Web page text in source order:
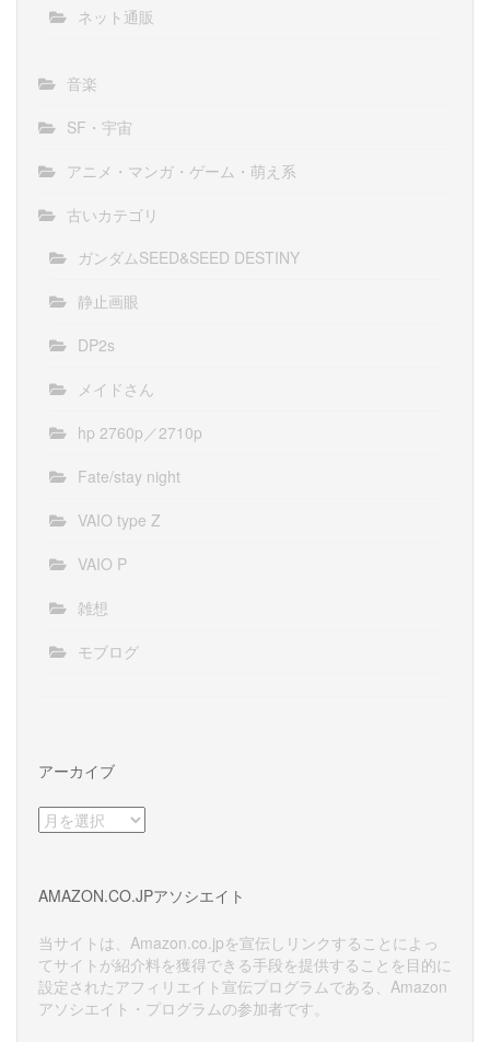
ネット通販
音楽
SF・宇宙
アニメ・マンガ・ゲーム・萌え系
古いカテゴリ
ガンダムSEED&SEED DESTINY
静止画眼
DP2s
メイドさん
hp 2760p／2710p
Fate/stay night
VAIO type Z
VAIO P
雑想
モブログ
アーカイブ
ア
ー
ブ
AMAZON.CO.JPアソシエイト
当サイトは、Amazon.co.jpを宣伝しリンクすることによっ
てサイトが紹介料を獲得できる手段を提供することを目的に
設定されたアフィリエイト宣伝プログラムである、Amazon
アソシエイト・プログラムの参加者です。